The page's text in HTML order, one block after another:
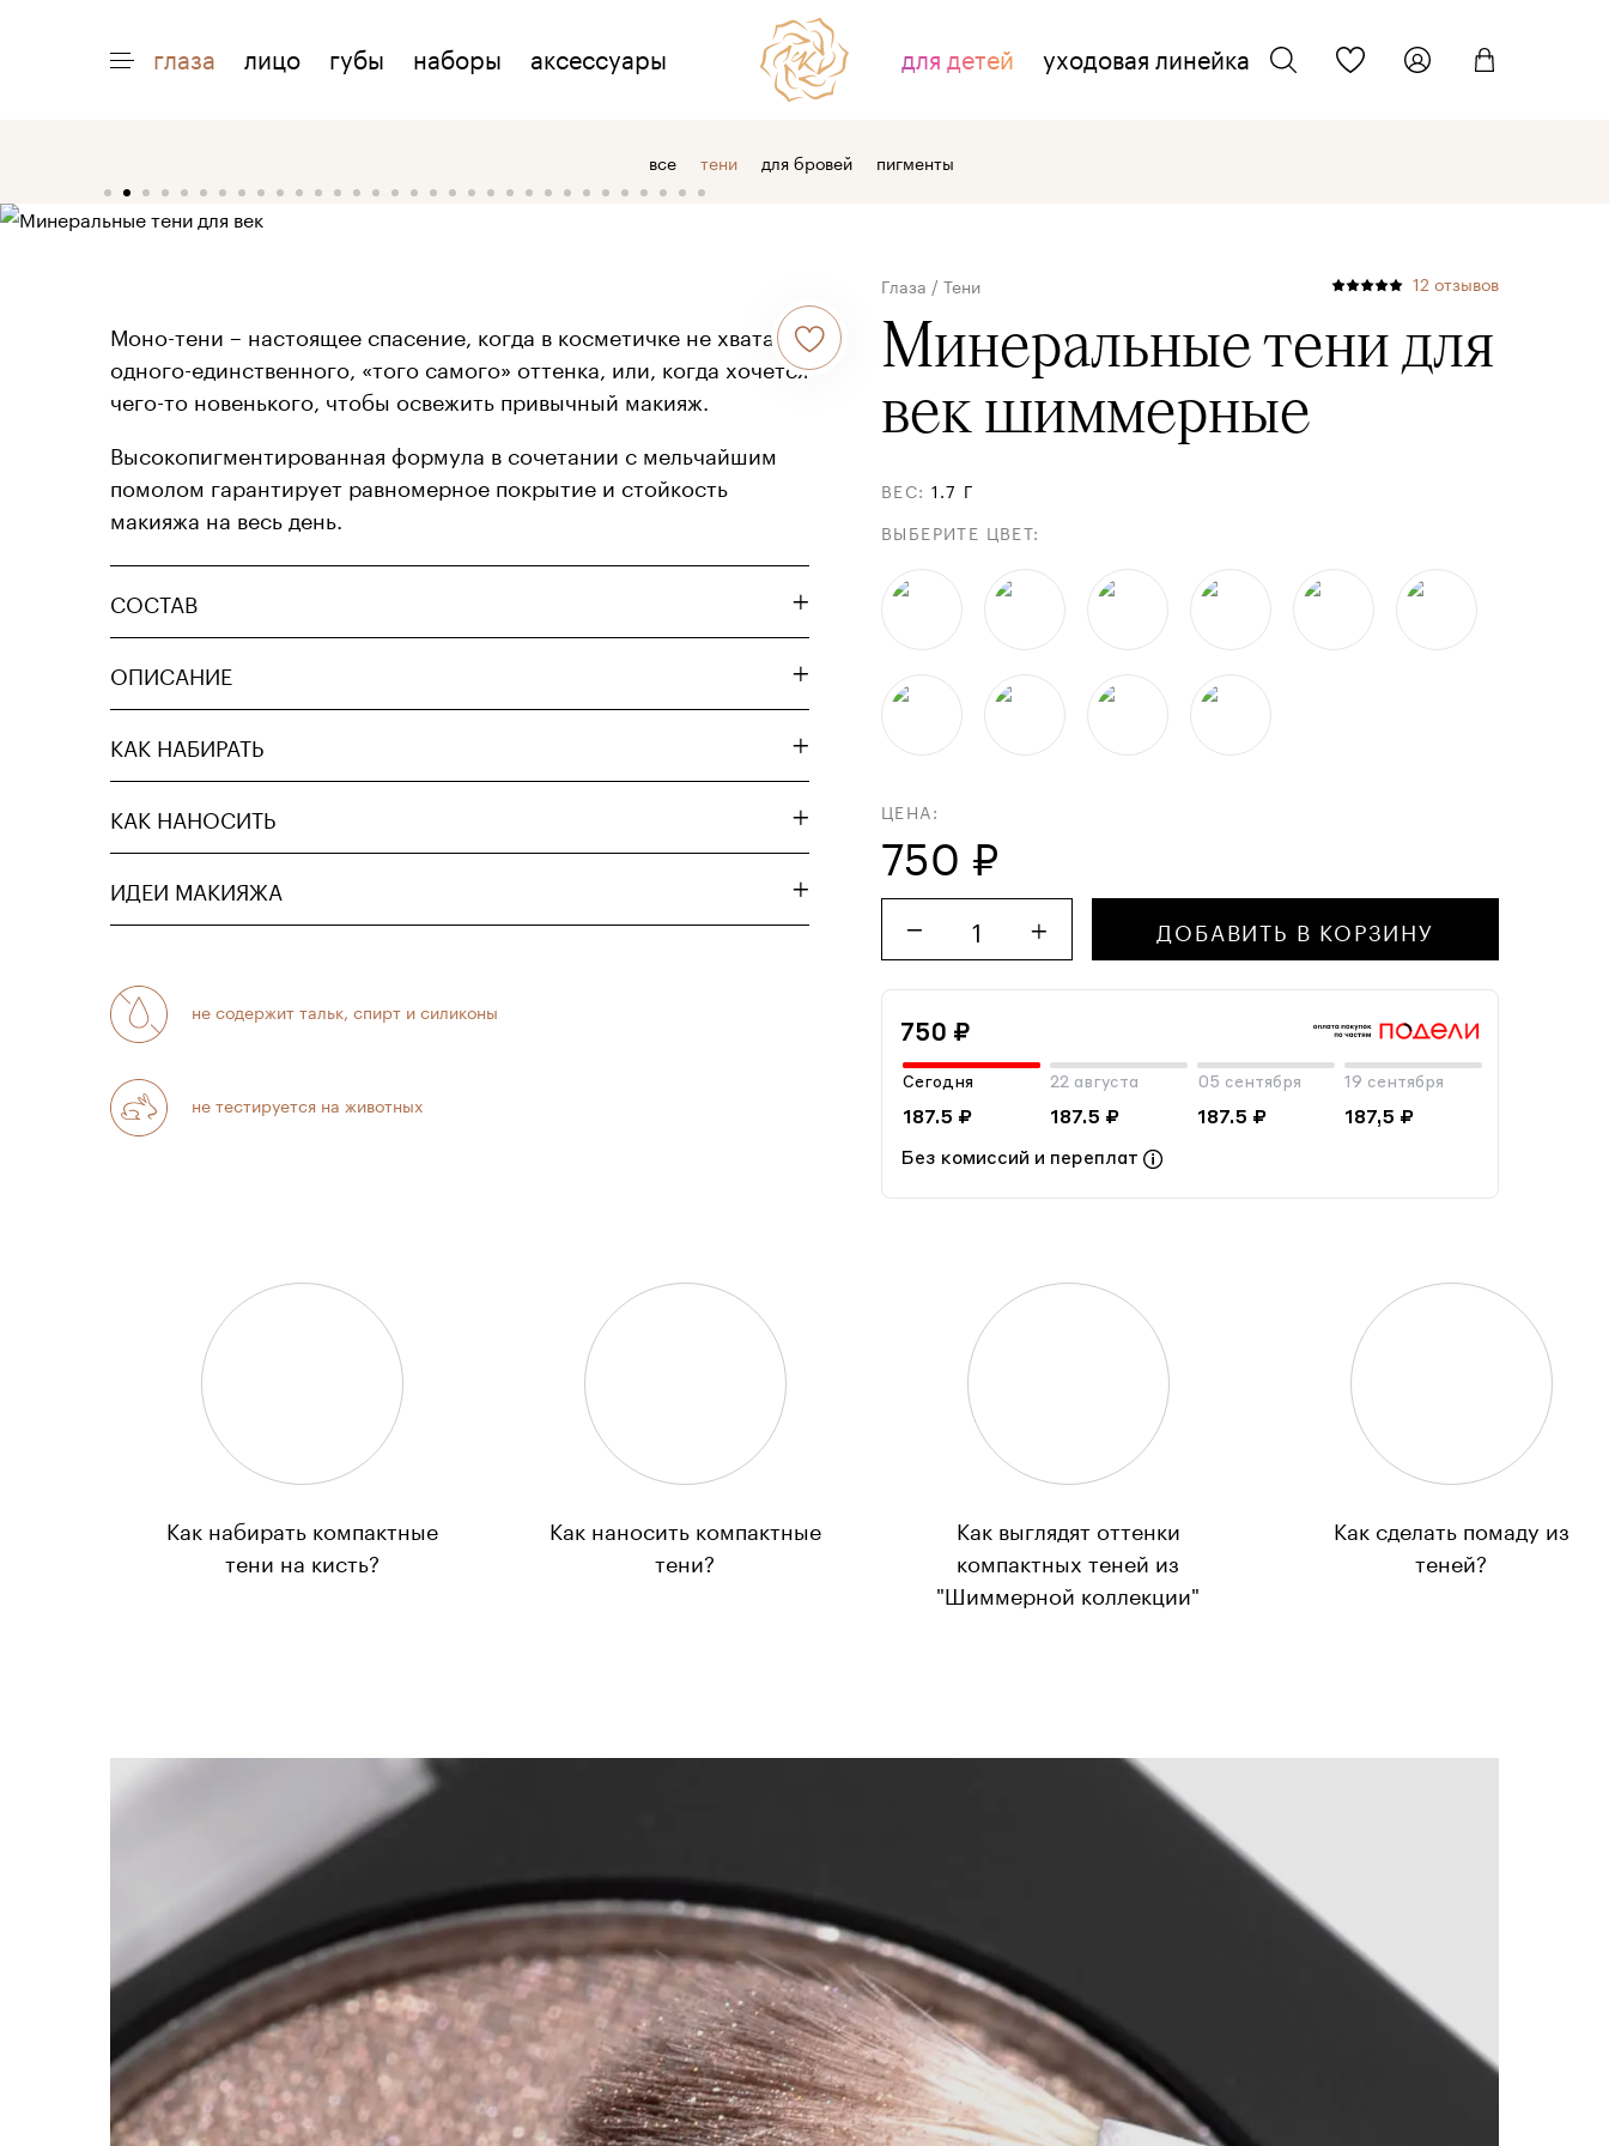
глаза лицо губы наборы аксессуары для детей уходовая линейка
акции
доставка
отзывы
ДЛЯ СВЯЗИ
оптовым клиентам
info@kmcosmetics.ru
все тени для бровей пигменты
Моно-тени – настоящее спасение, когда в косметичке не хватает
одного-единственного, «того самого» оттенка, или, когда хочется
чего-то новенького, чтобы освежить привычный макияж.
Высокопигментированная формула в сочетании с мельчайшим
помолом гарантирует равномерное покрытие и стойкость
макияжа на весь день.
СОСТАВ
ОПИСАНИЕ
КАК НАБИРАТЬ
КАК НАНОСИТЬ
ИДЕИ МАКИЯЖА
не содержит тальк, спирт и силиконы
не тестируется на животных
Глаза /Тени 12 отзывов
Минеральные тени для
век шиммерные
ВЕС:1.7 Г
ВЫБЕРИТЕ ЦВЕТ:
ЦЕНА:
750 ₽
1 ДОБАВИТЬ В КОРЗИНУ
750 ₽
Сегодня
187.5 ₽
22 августа
187.5 ₽
05 сентября
187.5 ₽
19 сентября
187,5 ₽
Без комиссий и переплат
Как набирать компактные
тени на кисть?
Как наносить компактные
тени?
Как выглядят оттенки
компактных теней из
"Шиммерной коллекции"
Как сделать помаду из
теней?